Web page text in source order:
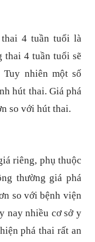
4 tuần tuổi là
thai 4 tuần tuổi sẽ
Tuy nhiên một số
hút thai. Giá phá
so với hút thai.
riêng, phụ thuộc
thường giá phá
so với bệnh viện
nay nhiều cơ sở y
phá thai rất an